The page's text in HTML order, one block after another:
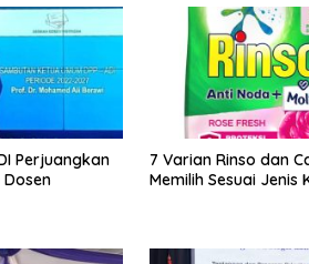
Perjuangkan
7 Varian Rinso dan
Memilih Sesuai Jenis